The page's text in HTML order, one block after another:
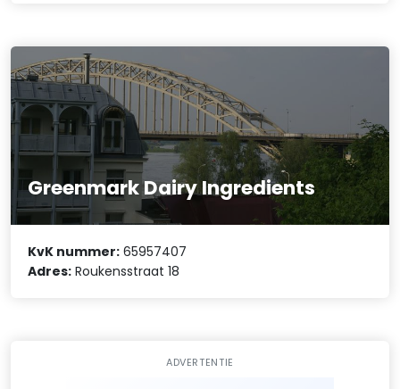
Greenmark Dairy Ingredients
KvK nummer: 65957407
Adres: Roukensstraat 18
ADVERTENTIE